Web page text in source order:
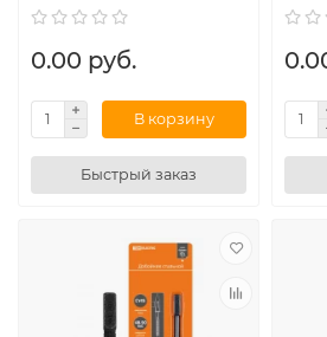
0.00 руб.
В корзину
Быстрый заказ